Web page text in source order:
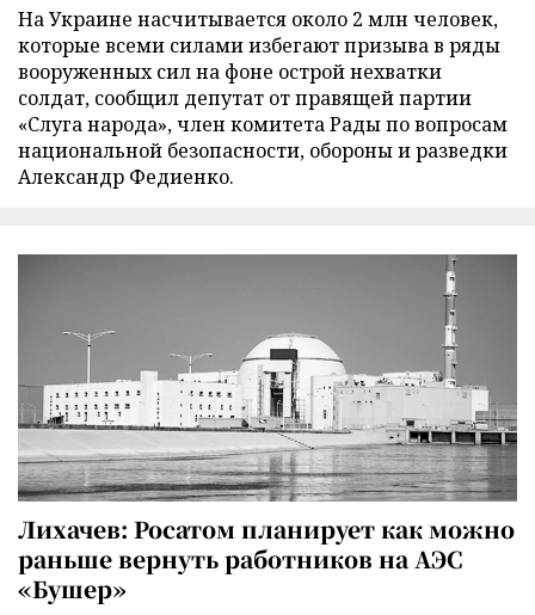
На Украине насчитывается около 2 млн человек,
которые всеми силами избегают призыва в ряды
вооруженных сил на фоне острой нехватки
солдат, сообщил депутат от правящей партии
«Слуга народа», член комитета Рады по вопросам
национальной безопасности, обороны и разведки
Александр Федиенко.
Лихачев: Росатом планирует как можно
раньше вернуть работников на АЭС
«Бушер»